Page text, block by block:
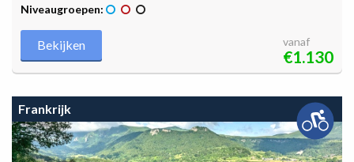
Niveaugroepen:
Bekijken vanaf
€1.130
Frankrijk